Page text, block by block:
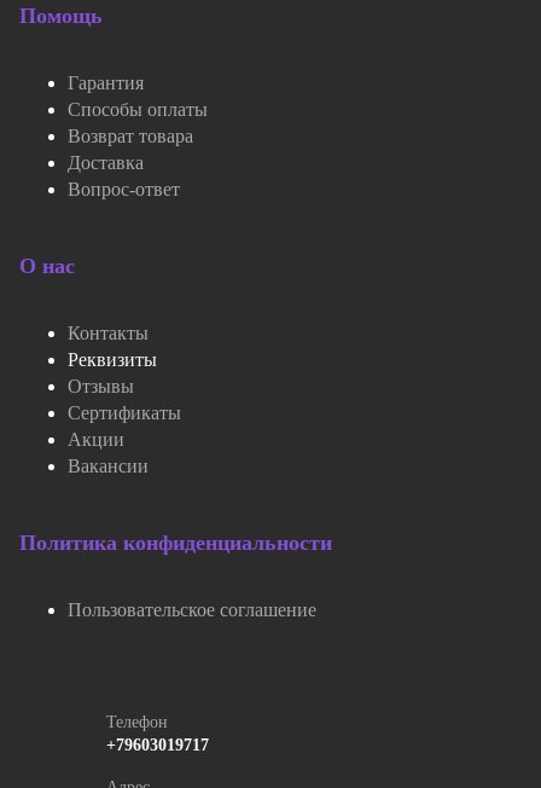
Помощь
Гарантия
Способы оплаты
Возврат товара
Доставка
Вопрос-ответ
О нас
Контакты
Реквизиты
Отзывы
Сертификаты
Акции
Вакансии
Политика конфиденциальности
Пользовательское соглашение
Телефон
+79603019717